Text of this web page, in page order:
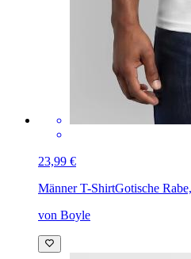
23,99 €
Männer T-ShirtGotische
von Boyle